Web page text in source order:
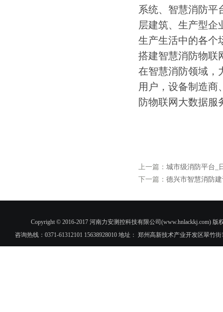
系统、智慧消防平
层建筑、生产型企
生产生活中的各个
搭建智慧消防物联
在智慧消防领域，
用户，设备制造商
防物联网大数据服
上一篇： 城市级消防平台_
下一篇： 德兴市智慧消防
Copyright © 2016-2017 河南力安测控科技有限公司(www.hnlackkj.com)
咨询热线：0371-61312101 15638928010 地址： 郑州高新技术产业开发区翠竹